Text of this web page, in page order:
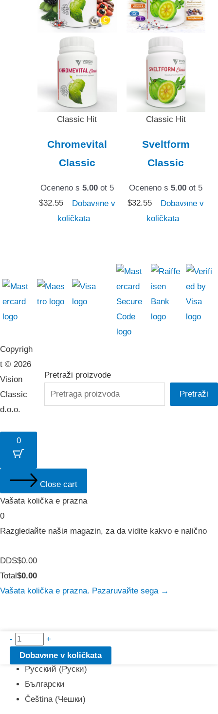
Classic Hit
Chromevital
Classic
Oceneno s 5.00ot 5
$32.55
Dobavяne v
količkata
Classic Hit
Sveltform
Classic
Oceneno s5.00 ot 5
$32.55
Dobavяne v
količkata
Copyrigh
t © 2026
Vision
Classic
d.o.o.
Pretraži proizvode
Pretraži
0
Close cart
Vašata količka e prazna
0
Razgledaйte našiя magazin, za da vidite kakvo e nalično
Tax
Amount:
DDS$0.00
Cart
Total:
Total$0.00
Vašata količka e prazna. Pazaruvaйte sega →
- količestvo
za
Senior
Classic
+
Dobavяne v količkata
српски(
English(Английски)
Русский (Руски)
Български
Čeština (Чешки)